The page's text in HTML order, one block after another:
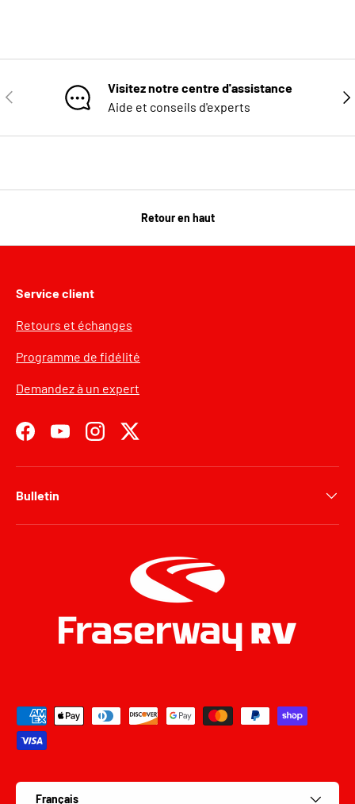
PRÉCÉDENT
Visitez notre centre d'assistance
Aide et conseils d'experts
Retour en haut
Service client
Retours et échanges
Programme de fidélité
Demandez à un expert
FacebookYouTubeInstagramTwitter
Bulletin
Moyens de paiement acceptés
Langue
Français